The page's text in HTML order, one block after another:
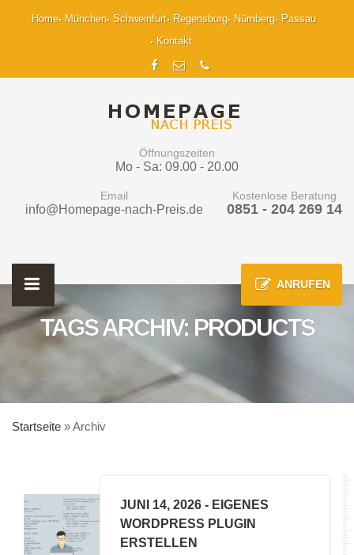
Home München Schweinfurt Regensburg Nürnberg
Passau
Kontakt
Öffnungszeiten
Mo - Sa: 09.00 - 20.00
Email
info@Homepage-nach-Preis.de
Kostenlose Beratung
0851 - 204 269 14
ANRUFEN
TAGS ARCHIV: PRODUCTS
Startseite »Archiv
JUNI 14, 2026 - EIGENES
WORDPRESS PLUGIN
ERSTELLEN